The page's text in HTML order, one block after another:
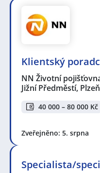
Klientský
NN Životní
Jižní Předměstí, Plzeň
40 000 – 80 000 Kč
Zveřejněno: 5. srpna
Specialista/